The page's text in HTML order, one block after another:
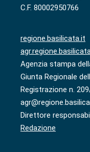
C.F. 80002950766
regione.basilicata.it
Agenzia stampa
Giunta Regionale
Registrazione n.
Direttore
Redazione